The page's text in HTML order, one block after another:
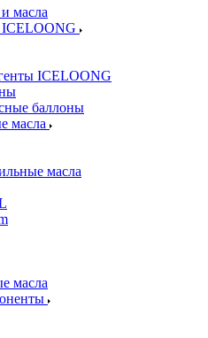
масла
ICELOONG
ICELOONG
баллоны
масла
масла
масла